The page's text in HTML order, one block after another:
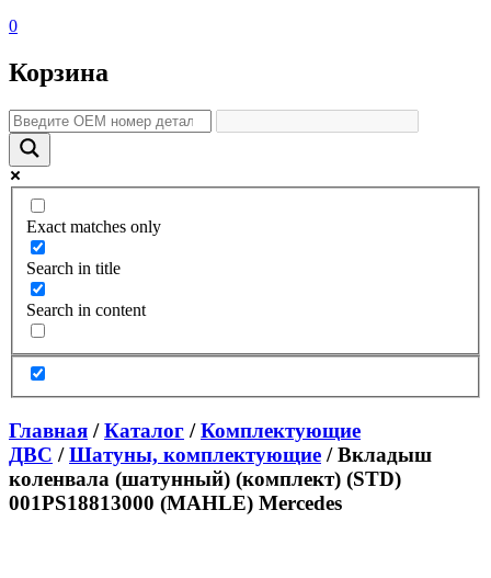
0
Корзина
Exact matches only
Search in title
Search in content
Главная /Каталог /Комплектующие
ДВС /Шатуны, комплектующие / Вкладыш
коленвала (шатунный) (комплект) (STD)
001PS18813000 (MAHLE) Mercedes